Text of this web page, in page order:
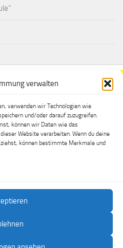
verwalten
verwenden wir Technologien wie
und/oder darauf zuzugreifen.
können wir Daten wie das
Website verarbeiten. Wenn du deine
können bestimmte Merkmale und